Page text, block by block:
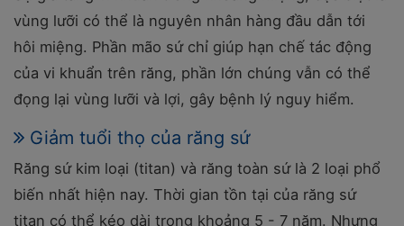
vùng lưỡi có thể là nguyên nhân hàng đầu dẫn tới
hôi miệng. Phần mão sứ chỉ giúp hạn chế tác động
của vi khuẩn trên răng, phần lớn chúng vẫn có thể
đọng lại vùng lưỡi và lợi, gây bệnh lý nguy hiểm.
Giảm tuổi thọ của răng sứ
Răng sứ kim loại (titan) và răng toàn sứ là 2 loại phổ
biến nhất hiện nay. Thời gian tồn tại của răng sứ
titan có thể kéo dài trong khoảng 5 - 7 năm. Nhưng